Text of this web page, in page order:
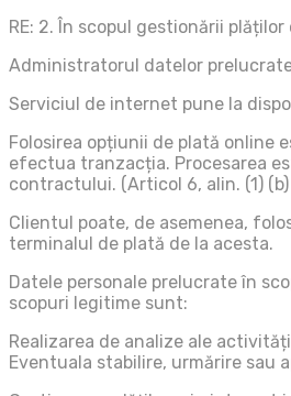
RE: 2. În scopul gestionării
Administratorul datelor
Serviciul de internet pune la
Folosirea opțiunii de plată online
efectua tranzacția. Procesarea
contractului. (Articol 6, alin. (1) (b)
Clientul poate, de asemenea,
terminalul de plată de la acesta.
Datele personale prelucrate în
scopuri legitime sunt:
Realizarea de analize ale
Eventuala stabilire, urmărire sau